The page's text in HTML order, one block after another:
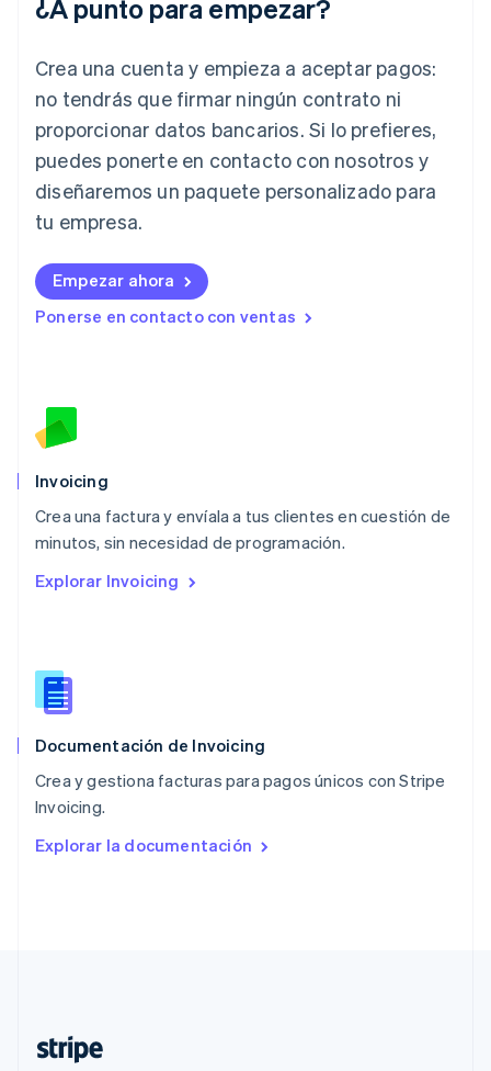
¿A punto para empezar?
Crea una cuenta y empieza a aceptar pagos:
no tendrás que firmar ningún contrato ni
proporcionar datos bancarios. Si lo prefieres,
puedes ponerte en contacto con nosotros y
diseñaremos un paquete personalizado para
tu empresa.
Empezar ahora
Ponerse en contacto con ventas
Invoicing
Crea una factura y envíala a tus clientes en cuestión de
minutos, sin necesidad de programación.
Explorar Invoicing
Documentación de Invoicing
Crea y gestiona facturas para pagos únicos con Stripe
Invoicing.
Explorar la documentación
English
Irlanda
Italia
ItalianoEnglish
Japón
日本語
Letonia
English
DeutschEnglish
English
Luxemburgo
FrançaisDeutschEnglish
English
México
Noruega
English
Nueva Zelanda
English
NederlandsEnglish
Português
RAE de Hong Kong, China
Reino Unido
República Checa
English
English